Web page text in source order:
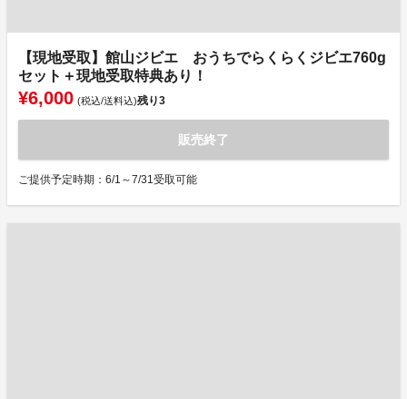
【現地受取】館山ジビエ おうちでらくらくジビエ760g
セット＋現地受取特典あり！
¥6,000 (税込/送料込)残り3
販売終了
ご提供予定時期：6/1～7/31受取可能